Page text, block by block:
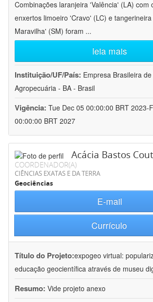
Combinações laranjeira 'Valência' (LA) com
enxertos limoeiro 'Cravo' (LC) e
Maravilha' (SM) foram ...
leia mais
Instituição/UF/País: Empresa Brasileira
Agropecuária - BA - Brasil
Vigência: Tue Dec 05 00:00:00 BRT 2023-
00:00:00 BRT 2027
Acácia Bastos
COORDENADOR(A)
CIÊNCIAS EXATAS E DA TERRA
Geociências
E-mail
Currículo
Título do Projeto:expogeo virtual:
educação geocientífica através de museu
Resumo: Vide projeto anexo